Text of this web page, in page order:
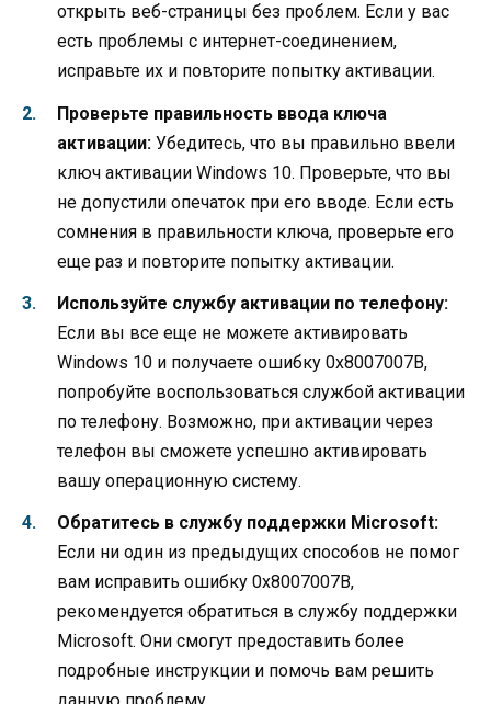
открыть веб-страницы без проблем. Если у вас
есть проблемы с интернет-соединением,
исправьте их и повторите попытку активации.
Проверьте правильность ввода ключа
активации: Убедитесь, что вы правильно ввели
ключ активации Windows 10. Проверьте, что вы
не допустили опечаток при его вводе. Если есть
сомнения в правильности ключа, проверьте его
еще раз и повторите попытку активации.
Используйте службу активации по телефону:
Если вы все еще не можете активировать
Windows 10 и получаете ошибку 0х8007007В,
попробуйте воспользоваться службой активации
по телефону. Возможно, при активации через
телефон вы сможете успешно активировать
вашу операционную систему.
Обратитесь в службу поддержки Microsoft:
Если ни один из предыдущих способов не помог
вам исправить ошибку 0х8007007В,
рекомендуется обратиться в службу поддержки
Microsoft. Они смогут предоставить более
подробные инструкции и помочь вам решить